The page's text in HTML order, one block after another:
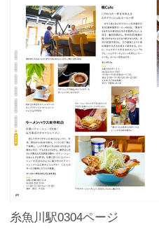
糸魚川駅0304ページ